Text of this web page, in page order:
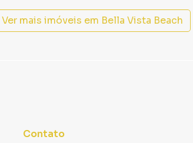
Ver mais imóveis em Bella Vista Beach
Contato